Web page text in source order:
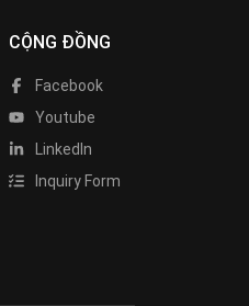
CỘNG ĐỒNG
Facebook
Youtube
LinkedIn
Inquiry Form